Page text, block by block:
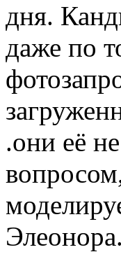
дня.
даже по
.они её
Элеонора.